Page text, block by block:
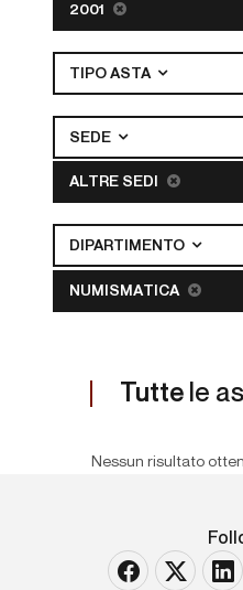
2001
TIPO ASTA
SEDE
ALTRE SEDI
DIPARTIMENTO
NUMISMATICA
Tutte le
Nessun risultato